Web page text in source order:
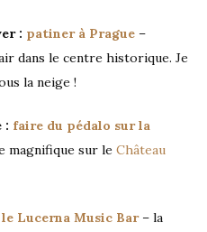
: patiner à Prague –
dans le centre historique. Je
la neige !
: faire du pédalo sur la
magnifique sur le Château
le Lucerna Music Bar – la